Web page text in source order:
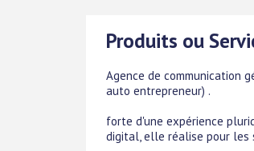
Produits ou
Agence de communication
auto entrepreneur) .
forte d'une expérience
digital, elle réalise pour les